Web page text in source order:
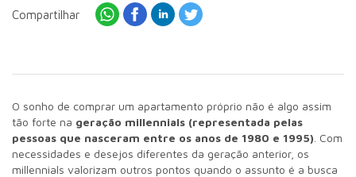
Compartilhar
O sonho de comprar um apartamento próprio não é algo assim
tão forte na geração millennials (representada pelas
pessoas que nasceram entre os anos de 1980 e 1995) . Com
necessidades e desejos diferentes da geração anterior, os
millennials valorizam outros pontos quando o assunto é a busca